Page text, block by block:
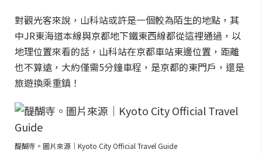
對觀光客來說，山科站或許是一個較為陌生的地點，其
中JR東海道本線與京都地下鐵東西線都從這裡通過，以
地理位置來看的話，山科站在京都車站東邊位置，距離
也不算遠，大約僅需5分鐘車程，是京都的東門戶，還是
旅遊換乘重鎮！
醍醐寺。圖片來源｜Kyoto City Official Travel Guide